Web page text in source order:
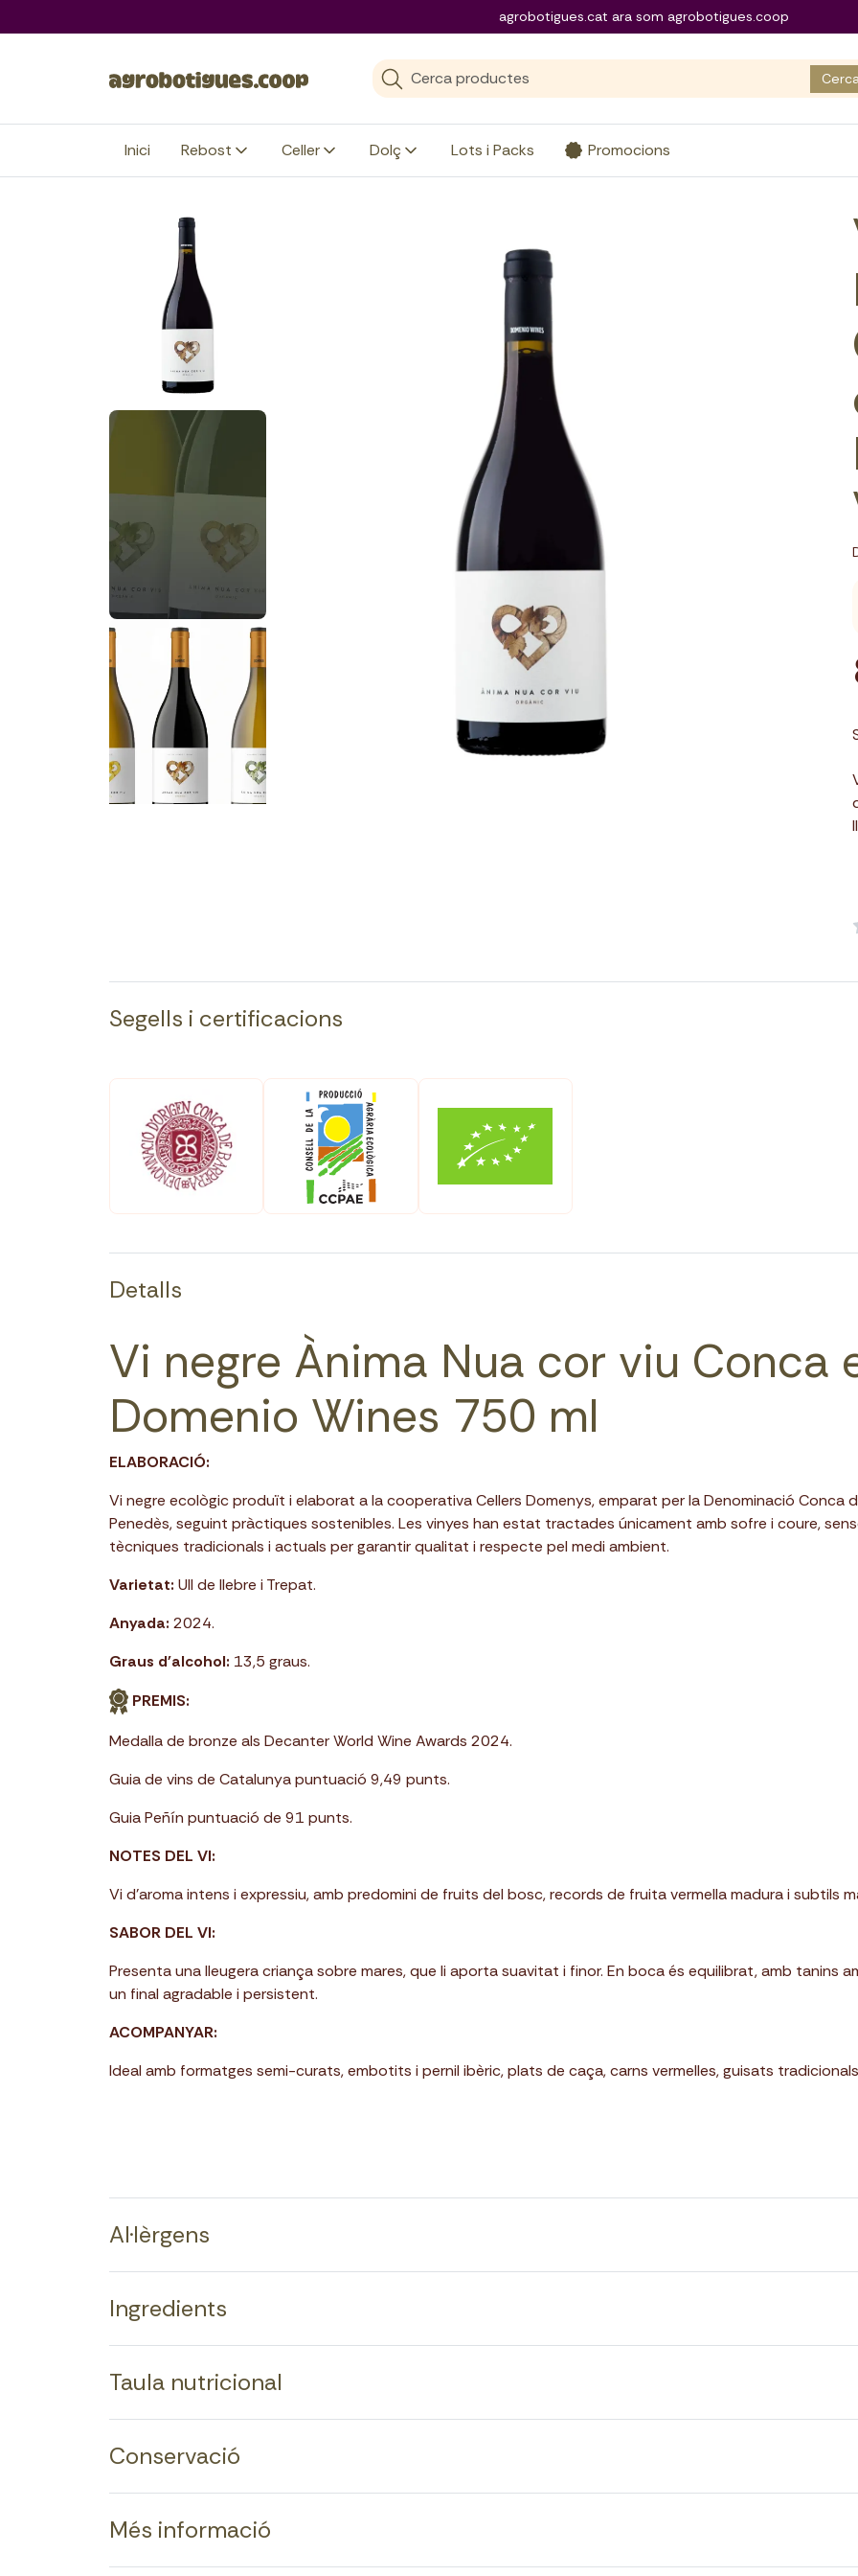
agrobotigues.coop agrobotigues.cat ara som agrobotigues.coop
Inici Rebost Celler Dolç Lots i Packs Promocions
Segells i certificacions
Detalls
Vi negre Ànima Nua cor viu Conca
Domenio Wines 750 ml
ELABORACIÓ:
Vi negre ecològic produït i elaborat a la cooperativa Cellers Domenys, emparat per la Denominació Conca
Penedès, seguint pràctiques sostenibles. Les vinyes han estat tractades únicament amb sofre i coure,
tècniques tradicionals i actuals per garantir qualitat i respecte pel medi ambient.
Varietat: Ull de llebre i Trepat.
Anyada: 2024.
Graus d'alcohol: 13,5 graus.
PREMIS:
Medalla de bronze als Decanter World Wine Awards 2024.
Guia de vins de Catalunya puntuació 9,49 punts.
Guia Peñín puntuació de 91 punts.
NOTES DEL VI:
Vi d’aroma intens i expressiu, amb predomini de fruits del bosc, records de fruita vermella madura i subtils
SABOR DEL VI:
Presenta una lleugera criança sobre mares, que li aporta suavitat i finor. En boca és equilibrat, amb tanins
un final agradable i persistent.
ACOMPANYAR:
Ideal amb formatges semi-curats, embotits i pernil ibèric, plats de caça, carns vermelles, guisats
Al·lèrgens
Ingredients
Taula nutricional
Conservació
Més informació